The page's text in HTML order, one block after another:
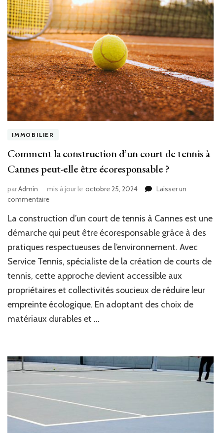
IMMOBILIER
Comment la construction d’un court de tennis à
Cannes peut-elle être écoresponsable ?
parAdmin mis à jour le octobre 25, 2024
Laisser un
commentairesur
la
construction
d’un
court
de
tennis
à
Cannes
peut-
elle
être
La construction d’un court de tennis à Cannes est une
démarche qui peut être écoresponsable grâce à des
pratiques respectueuses de l’environnement. Avec
Service Tennis, spécialiste de la création de courts de
tennis, cette approche devient accessible aux
propriétaires et collectivités soucieux de réduire leur
empreinte écologique. En adoptant des choix de
matériaux durables et …